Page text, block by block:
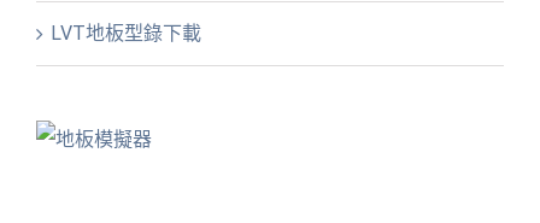
LVT地板型錄下載